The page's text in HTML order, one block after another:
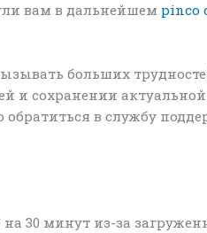
вам в дальнейшем pinco
больших
и сохранении
в службу
30 минут из-за